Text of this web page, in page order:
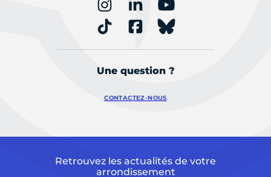
Une question ?
CONTACTEZ-NOUS
Retrouvez les actualités de votre
arrondissement